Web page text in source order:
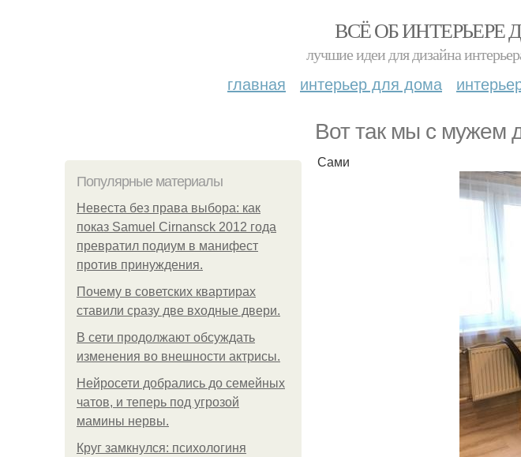
ВСЁ ОБ
лучшие идеи для дизайна
главная интерьер для дома
Вот так мы с мужем
Популярные материалы
Невеста без права выбора: как
показ Samuel Cirnansck 2012 года
превратил подиум в манифест
против принуждения.
Почему в советских квартирах
ставили сразу две входные двери.
В сети продолжают обсуждать
изменения во внешности актрисы.
Нейросети добрались до семейных
чатов, и теперь под угрозой
мамины нервы.
Круг замкнулся: психологиня
Сами